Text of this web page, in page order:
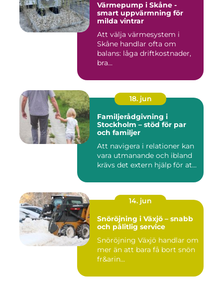
Värmepump i Skåne -
smart uppvärmning för
milda vintrar
Att välja värmesystem i
Skåne handlar ofta om
balans: låga driftkostnader,
bra...
18. jun
Familjerådgivning i
Stockholm – stöd för par
och familjer
Att navigera i relationer kan
vara utmanande och ibland
krävs det extern hjälp för at...
14. jun
Snöröjning i Växjö – snabb
och pålitlig service
Snöröjning Växjö handlar om
mer än att bara få bort snön
fr&arin...